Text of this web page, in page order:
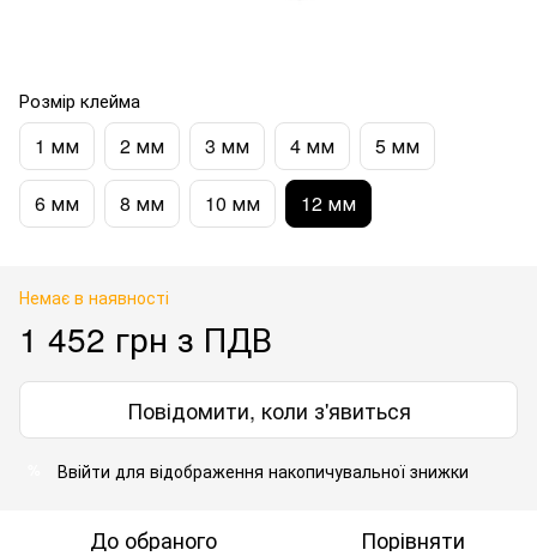
Розмір клейма
1 мм 2 мм 3 мм 4 мм 5 мм
6 мм 8 мм 10 мм 12 мм
Немає в наявності
1 452 грн з ПДВ
Повідомити, коли з'явиться
Ввійти для відображення накопичувальної знижки
До обраного Порівняти